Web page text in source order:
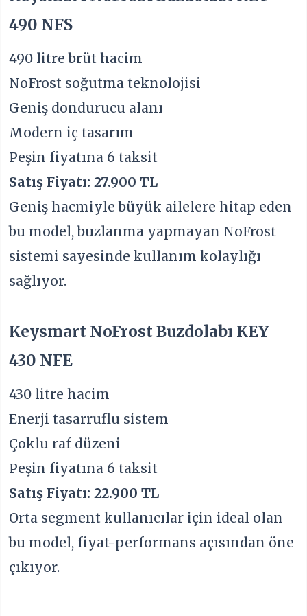
490 NFS
490 litre brüt hacim
NoFrost soğutma teknolojisi
Geniş dondurucu alanı
Modern iç tasarım
Peşin fiyatına 6 taksit
Satış Fiyatı: 27.900 TL
Geniş hacmiyle büyük ailelere hitap eden
bu model, buzlanma yapmayan NoFrost
sistemi sayesinde kullanım kolaylığı
sağlıyor.
Keysmart NoFrost Buzdolabı KEY
430 NFE
430 litre hacim
Enerji tasarruflu sistem
Çoklu raf düzeni
Peşin fiyatına 6 taksit
Satış Fiyatı: 22.900 TL
Orta segment kullanıcılar için ideal olan
bu model, fiyat-performans açısından öne
çıkıyor.